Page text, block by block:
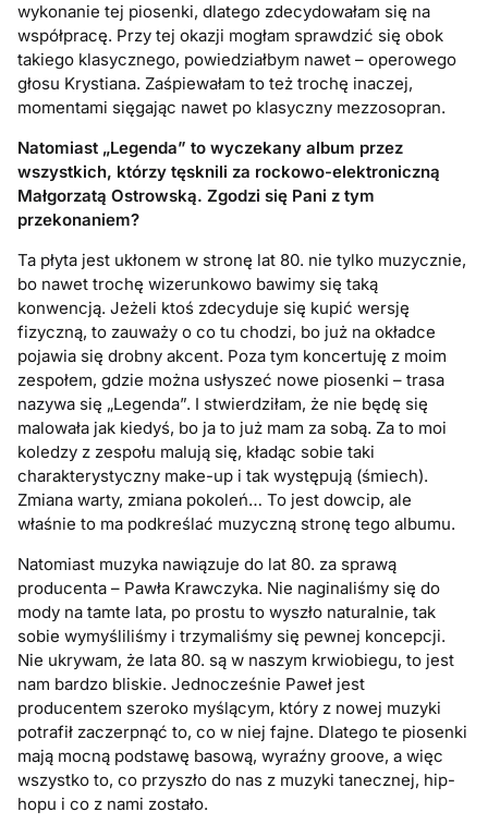
wykonanie tej piosenki, dlatego zdecydowałam się na
współpracę. Przy tej okazji mogłam sprawdzić się obok
takiego klasycznego, powiedziałbym nawet – operowego
głosu Krystiana. Zaśpiewałam to też trochę inaczej,
momentami sięgając nawet po klasyczny mezzosopran.
Natomiast „Legenda” to wyczekany album przez
wszystkich, którzy tęsknili za rockowo-elektroniczną
Małgorzatą Ostrowską. Zgodzi się Pani z tym
przekonaniem?
Ta płyta jest ukłonem w stronę lat 80. nie tylko muzycznie,
bo nawet trochę wizerunkowo bawimy się taką
konwencją. Jeżeli ktoś zdecyduje się kupić wersję
fizyczną, to zauważy o co tu chodzi, bo już na okładce
pojawia się drobny akcent. Poza tym koncertuję z moim
zespołem, gdzie można usłyszeć nowe piosenki – trasa
nazywa się „Legenda”. I stwierdziłam, że nie będę się
malowała jak kiedyś, bo ja to już mam za sobą. Za to moi
koledzy z zespołu malują się, kładąc sobie taki
charakterystyczny make-up i tak występują (śmiech).
Zmiana warty, zmiana pokoleń… To jest dowcip, ale
właśnie to ma podkreślać muzyczną stronę tego albumu.
Natomiast muzyka nawiązuje do lat 80. za sprawą
producenta – Pawła Krawczyka. Nie naginaliśmy się do
mody na tamte lata, po prostu to wyszło naturalnie, tak
sobie wymyśliliśmy i trzymaliśmy się pewnej koncepcji.
Nie ukrywam, że lata 80. są w naszym krwiobiegu, to jest
nam bardzo bliskie. Jednocześnie Paweł jest
producentem szeroko myślącym, który z nowej muzyki
potrafił zaczerpnąć to, co w niej fajne. Dlatego te piosenki
mają mocną podstawę basową, wyraźny groove, a więc
wszystko to, co przyszło do nas z muzyki tanecznej, hip-
hopu i co z nami zostało.